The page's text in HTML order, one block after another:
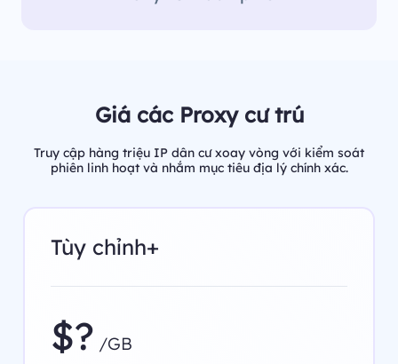
Giá các Proxy cư trú
Truy cập hàng triệu IP dân cư xoay vòng với kiểm soát
phiên linh hoạt và nhắm mục tiêu địa lý chính xác.
Tùy chỉnh+
$? /GB